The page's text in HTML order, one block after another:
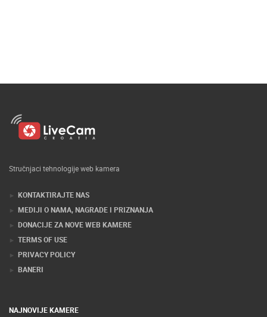
Stručnjaci tehnologije web kamera
KONTAKTIRAJTE NAS
MEDIJI O NAMA, NAGRADE I PRIZNANJA
DONACIJE ZA NOVE WEB KAMERE
TERMS OF USE
PRIVACY POLICY
BANERI
NAJNOVIJE KAMERE